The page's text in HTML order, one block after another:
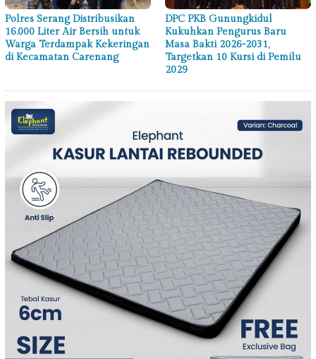
Polres Serang Distribusikan
16.000 Liter Air Bersih untuk
Warga Terdampak Kekeringan
di Kecamatan Carenang
DPC PKB Gunungkidul
Kukuhkan Pengurus Baru
Masa Bakti 2026-2031,
Targetkan 10 Kursi di Pemilu
2029